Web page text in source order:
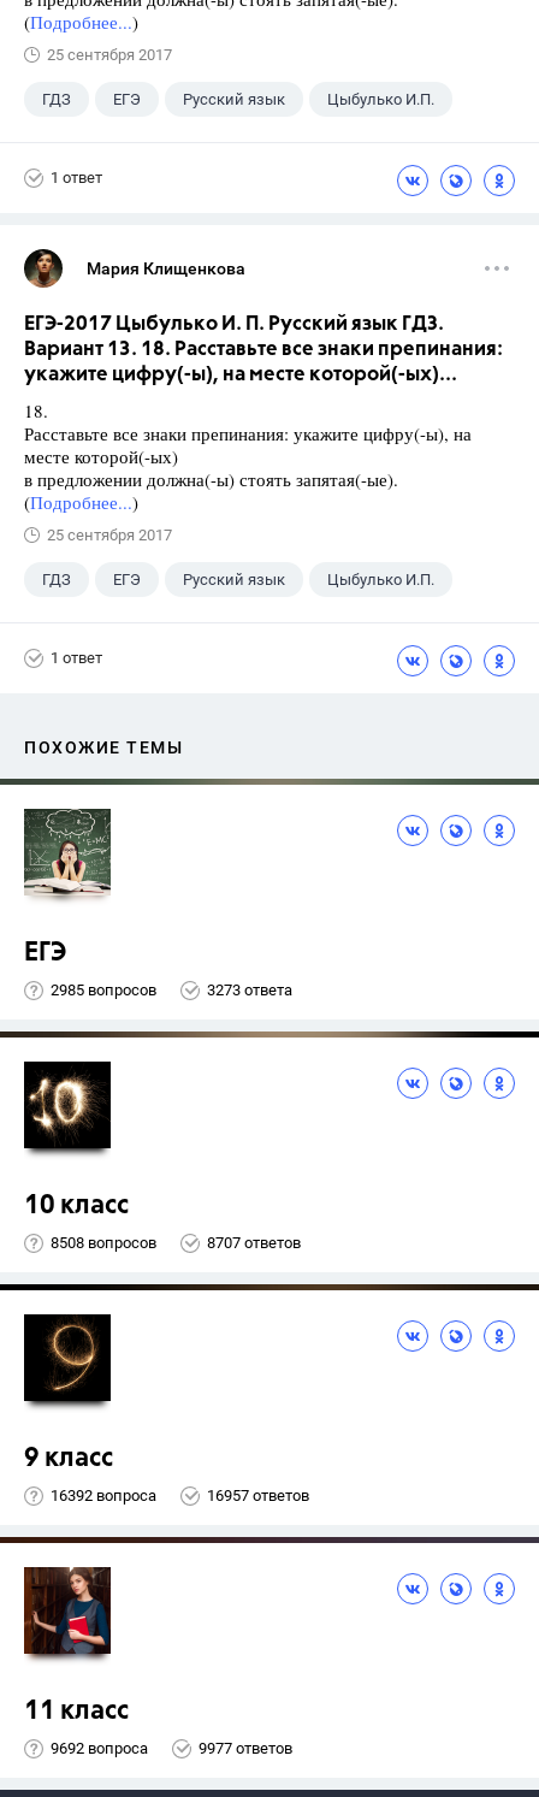
(Подробнее...)
25 сентября 2017
ГДЗ ЕГЭ Русский язык Цыбулько И.П.
1 ответ
Мария Клищенкова
ЕГЭ-2017 Цыбулько И. П. Русский язык ГДЗ.
Вариант 13. 18. Расставьте все знаки препинания:
укажите цифру(-ы), на месте которой(-ых)...
18.
Расставьте все знаки препинания: укажите цифру(-ы), на
месте которой(-ых)
в предложении должна(-ы) стоять запятая(-ые).
(Подробнее...)
25 сентября 2017
ГДЗ ЕГЭ Русский язык Цыбулько И.П.
1 ответ
ПОХОЖИЕ ТЕМЫ
ЕГЭ
2985 вопросов 3273 ответа
10 класс
8508 вопросов 8707 ответов
9 класс
16392 вопроса 16957 ответов
11 класс
9692 вопроса 9977 ответов